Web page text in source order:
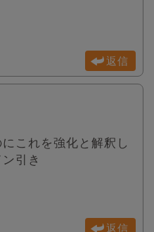
返信
これを強化と解釈し
引き
返信